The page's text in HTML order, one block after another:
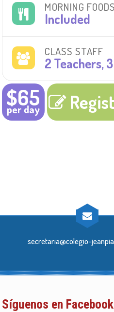
MORNING FOODS
Included
CLASS STAFF
2 Teachers,
$65
per day
secretaria@colegio-
Síguenos en Facebook